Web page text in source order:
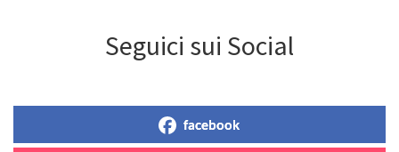
Seguici sui Social
facebook